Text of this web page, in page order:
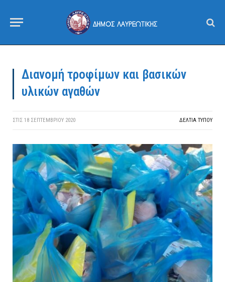
Διανομή τροφίμων και βασικών
υλικών αγαθών
ΣΤΙΣ 18 ΣΕΠΤΕΜΒΡΊΟΥ 2020 ΔΕΛΤΙΑ ΤΥΠΟΥ